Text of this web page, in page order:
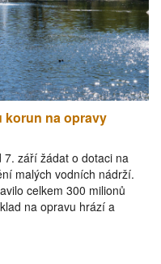
korun na opravy
září žádat o dotaci na
malých vodních nádrží.
celkem 300 milionů
na opravu hrází a